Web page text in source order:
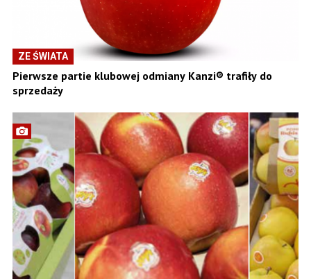
ZE ŚWIATA
Pierwsze partie klubowej odmiany Kanzi® trafiły do
sprzedaży